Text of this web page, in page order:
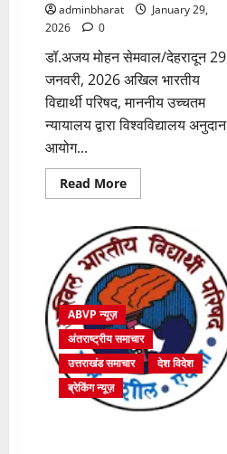
adminbharat
January 29,
2026
0
डॉ.अजय मोहन सेमवाल/देहरादून 29
जनवरी, 2026 अखिल भारतीय
विद्यार्थी परिषद, माननीय उच्चतम
न्यायालय द्वारा विश्वविद्यालय अनुदान
आयोग...
Read MoreRead
more
न्यायालय
का
यूजीसी
(उच्च
शिक्षा
संस्थानों
में
समता
के
संवर्धन
हेतु)
विनियम,
2026
पर
स्थगन
ABVP न्यूज़
अंतराष्ट्रीय समाचार
उत्तराखंड समाचार
देश विदेश
ब्रेकिंग न्यूज़